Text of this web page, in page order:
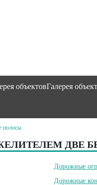
Галерея
полосы
ДВЕ
Дорожные
Дорожные